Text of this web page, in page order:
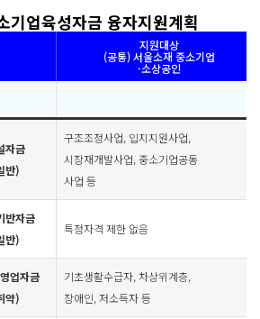
업육성자금 융자지원계획
지원대상
(공통) 서울소재 중소기업
·소상공인
자금
반)
구조조정사업, 입지지원사업,
시장재개발사업, 중소기업공동
사업 등
반자금
반)
특정자격 제한 없음
업자금
약)
기초생활수급자, 차상위계층,
장애인, 저소득자 등